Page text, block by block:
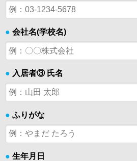
● 会社名(学校名)
● 入居者③ 氏名
● ふりがな
● 生年月日